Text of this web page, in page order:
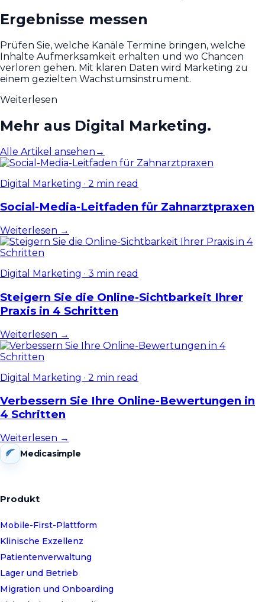
Ergebnisse messen
Prüfen Sie, welche Kanäle Termine bringen, welche
Inhalte Aufmerksamkeit erhalten und wo Chancen
verloren gehen. Mit klaren Daten wird Marketing zu
einem gezielten Wachstumsinstrument.
Weiterlesen
Mehr aus Digital Marketing.
Alle Artikel ansehen →
Digital Marketing · 2 min read
Social-Media-Leitfaden für Zahnarztpraxen
Weiterlesen →
Digital Marketing · 3 min read
Steigern Sie die Online-Sichtbarkeit Ihrer
Praxis in 4 Schritten
Weiterlesen →
Digital Marketing · 2 min read
Verbessern Sie Ihre Online-Bewertungen in
4 Schritten
Weiterlesen →
Medicasimple
Produkt
Mobile-First-Plattform
Klinische Exzellenz
Patientenverwaltung
Lager und Betrieb
Migration und Onboarding